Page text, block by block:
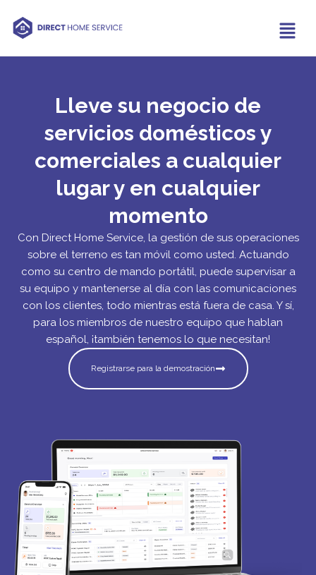
Lleve su negocio de
servicios domésticos y
comerciales a cualquier
lugar y en cualquier
momento
Con Direct Home Service, la gestión de sus operaciones
sobre el terreno es tan móvil como usted. Actuando
como su centro de mando portátil, puede supervisar a
su equipo y mantenerse al día con las comunicaciones
con los clientes, todo mientras está fuera de casa. Y sí,
para los miembros de nuestro equipo que hablan
español, ¡también tenemos lo que necesitan!
Registrarse para la demostración